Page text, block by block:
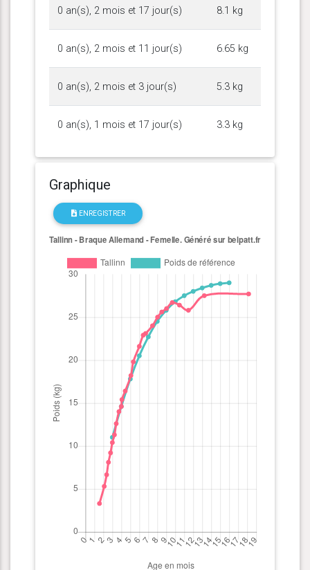
0 an(s), 2 mois et 17 jour(s) 8.1 kg
0 an(s), 2 mois et 11 jour(s) 6.65 kg
0 an(s), 2 mois et 3 jour(s) 5.3 kg
0 an(s), 1 mois et 17 jour(s) 3.3 kg
Graphique
ENREGISTRER